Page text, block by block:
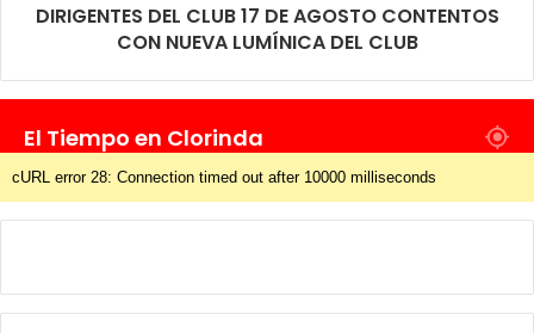
DIRIGENTES DEL CLUB 17 DE AGOSTO CONTENTOS
CON NUEVA LUMÍNICA DEL CLUB
El Tiempo en Clorinda
cURL error 28: Connection timed out after 10000 milliseconds